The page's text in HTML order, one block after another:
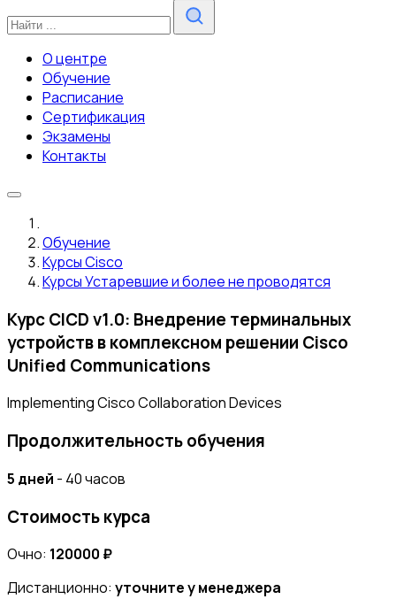
О центре
Обучение
Расписание
Сертификация
Экзамены
Контакты
Обучение
Курсы Cisco
Курсы Устаревшие и более не проводятся
Курс CICD v1.0: Внедрение терминальных
устройств в комплексном решении Cisco
Unified Communications
Implementing Cisco Collaboration Devices
Продолжительность обучения
5 дней - 40 часов
Стоимость курса
Очно: 120000 ₽
Дистанционно: уточните у менеджера